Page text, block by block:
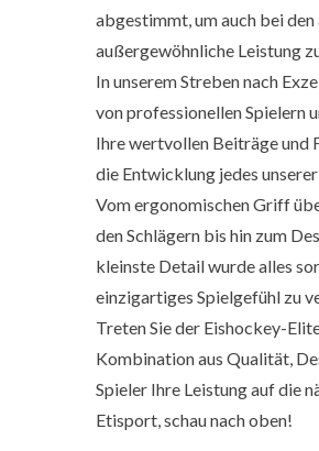
abgestimmt, um auch bei
außergewöhnliche Leistung
In unserem Streben nach
von professionellen Spielern
Ihre wertvollen Beiträge und
die Entwicklung jedes
Vom ergonomischen Griff
den Schlägern bis hin zum
kleinste Detail wurde alles
einzigartiges Spielgefühl zu
Treten Sie der Eishockey-
Kombination aus Qualität,
Spieler Ihre Leistung auf die
Etisport, schau nach oben!